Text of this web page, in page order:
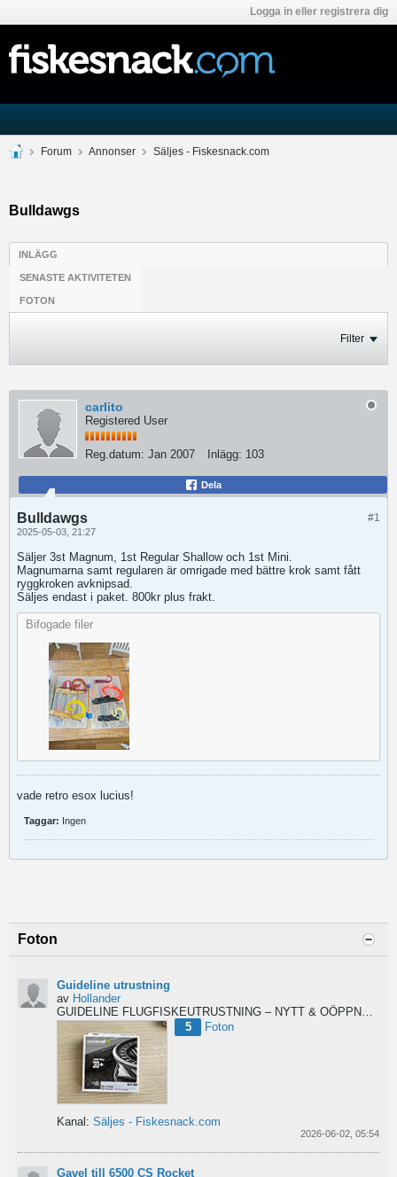
Logga in eller registrera dig
Forum Annonser Säljes - Fiskesnack.com
Bulldawgs
INLÄGG
SENASTE AKTIVITETEN
FOTON
Filter
carlito
Registered User
Reg.datum: Jan 2007 Inlägg: 103
Dela
#1
Bulldawgs
2025-05-03, 21:27
Säljer 3st Magnum, 1st Regular Shallow och 1st Mini.
Magnumarna samt regularen är omrigade med bättre krok samt fått
ryggkroken avknipsad.
​Säljes endast i paket. 800kr plus frakt.
Bifogade filer
vade retro esox lucius!
Taggar: Ingen
Foton
Guideline utrustning
av Hollander
GUIDELINE FLUGFISKEUTRUSTNING – NYTT & OÖPPNAT
5
Foton
Kanal: Säljes - Fiskesnack.com
2026-06-02, 05:54
Gavel till 6500 CS Rocket